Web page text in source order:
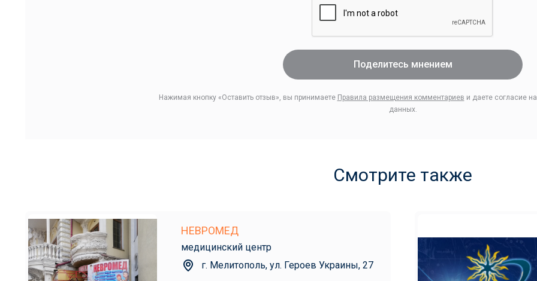
Поделитесь мнением
Нажимая кнопку «Оставить отзыв», вы принимаете Правила размещения комментариев и даете согласие
данных.
Смотрите также
НЕВРОМЕД
медицинский центр
г. Мелитополь, ул. Героев Украины, 27